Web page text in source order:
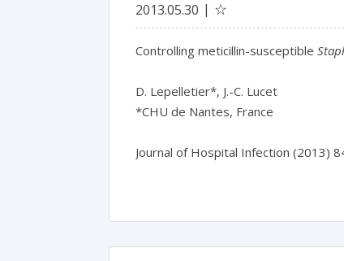
2013.05.30 ☆
Controlling meticillin-susceptible
D. Lepelletier*, J.-C. Lucet
*CHU de Nantes, France